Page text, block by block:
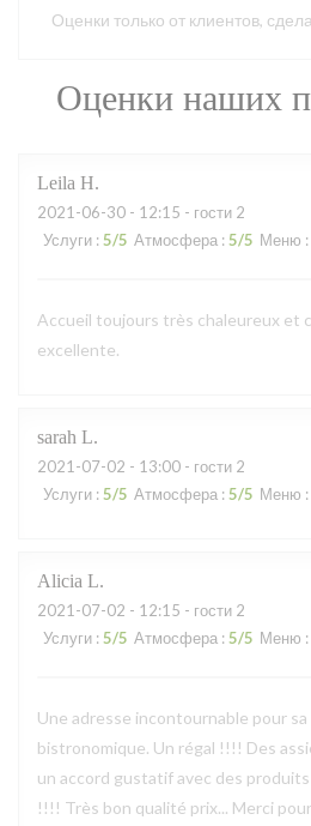
Оценки наших
Leila H
2021-06-30 - 12:15 - гости 2
Услуги : 5/5 Атмосфера : 5/5 Меню :
Accueil toujours très chaleureux et
excellente.
sarah L
2021-07-02 - 13:00 - гости 2
Услуги : 5/5 Атмосфера : 5/5 Меню :
Alicia L
2021-07-02 - 12:15 - гости 2
Услуги : 5/5 Атмосфера : 5/5 Меню :
Une adresse incontournable pour
bistronomique. Un régal !!!! Des
un accord gustatif avec des
!!!! Très bon qualité prix... Merci
Оценки только от клиентов,